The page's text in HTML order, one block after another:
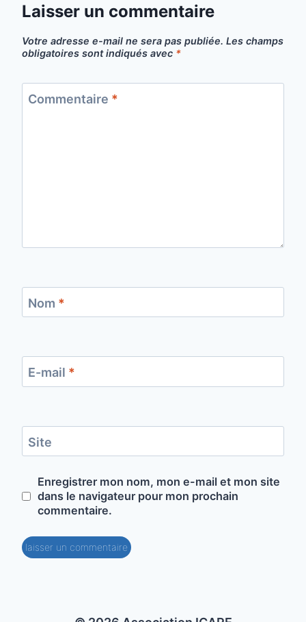
Laisser un commentaire
Votre adresse e-mail ne sera pas publiée. Les champs
obligatoires sont indiqués avec *
Commentaire *
Nom *
E-mail *
Site
Enregistrer mon nom, mon e-mail et mon site
dans le navigateur pour mon prochain
commentaire.